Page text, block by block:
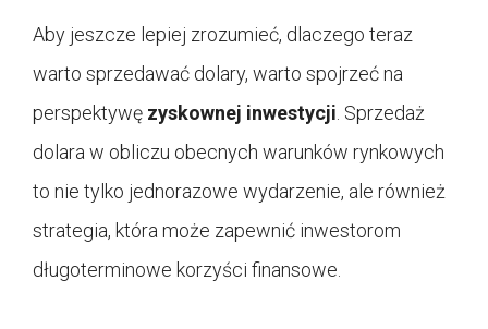
Aby jeszcze lepiej zrozumieć, dlaczego teraz
warto sprzedawać dolary, warto spojrzeć na
perspektywę zyskownej inwestycji . Sprzedaż
dolara w obliczu obecnych warunków rynkowych
to nie tylko jednorazowe wydarzenie, ale również
strategia, która może zapewnić inwestorom
długoterminowe korzyści finansowe.